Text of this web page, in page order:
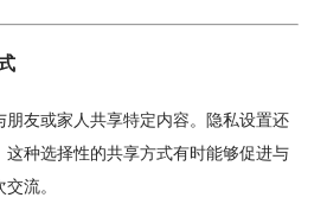
友或家人共享特定内容。隐私设置还
这种选择性的共享方式有时能够促进与
流。